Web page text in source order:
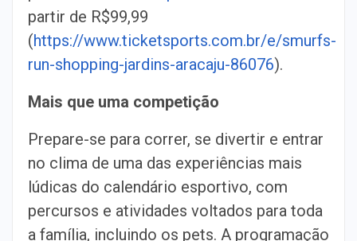
partir de R$99,99
(https://www.ticketsports.com.br/e/smurfs-
run-shopping-jardins-aracaju-86076).
Mais que uma competição
Prepare-se para correr, se divertir e entrar
no clima de uma das experiências mais
lúdicas do calendário esportivo, com
percursos e atividades voltados para toda
a família, incluindo os pets. A programação